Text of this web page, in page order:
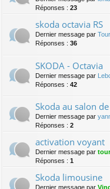
Réponses : 23
skoda octavia RS
Dernier message par
Réponses : 36
SKODA - Octavia
Dernier message par
Réponses : 42
Skoda au salon
Dernier message par
Réponses : 2
activation voyant
Dernier message par
Réponses : 1
Skoda limousine
Dernier message par